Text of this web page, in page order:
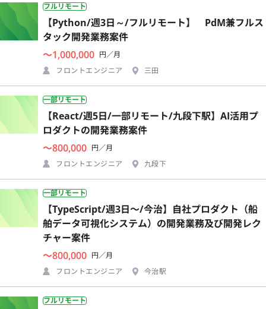
フルリモート
【Python/週3日～/フルリモート】 PdM兼フルス
タック開発業務案件
〜1,000,000 円／月
フロントエンジニア
三田
一部リモート
【React/週5日/一部リモート/九段下駅】AI活用プ
ロダクトの開発業務案件
〜800,000 円／月
フロントエンジニア
九段下
一部リモート
【TypeScript/週3日〜/今治】自社プロダクト（船
舶データ可視化システム）の開発業務及び開発レク
チャー案件
〜800,000 円／月
フロントエンジニア
今治駅
フルリモート